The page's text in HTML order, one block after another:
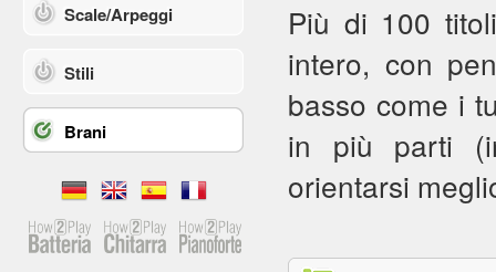
Scale/Arpeggi
Stili
Brani
Più di 100
intero, con
basso come i
in più parti
orientarsi